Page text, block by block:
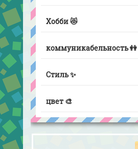
Хобби 😻
коммуникабельность 👭
Стиль ✨
цвет 🎨